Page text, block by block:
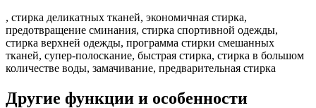
, стирка деликатных тканей, экономичная стирка,
предотвращение сминания, стирка спортивной одежды,
стирка верхней одежды, программа стирки смешанных
тканей, супер-полоскание, быстрая стирка, стирка в большом
количестве воды, замачивание, предварительная стирка
Другие функции и особенности